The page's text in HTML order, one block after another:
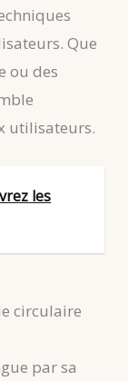
Que
ou des
utilisateurs.
les
circulaire
par sa